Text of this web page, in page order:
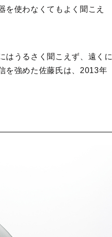
を使わなくてもよく聞こえ
はうるさく聞こえず、遠くに
を強めた佐藤氏は、2013年